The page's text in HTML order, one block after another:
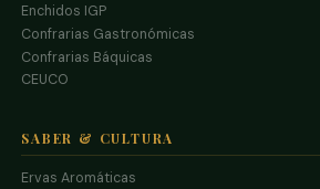
Enchidos IGP
Confrarias Gastronómicas
Confrarias Báquicas
CEUCO
SABER & CULTURA
Ervas Aromáticas